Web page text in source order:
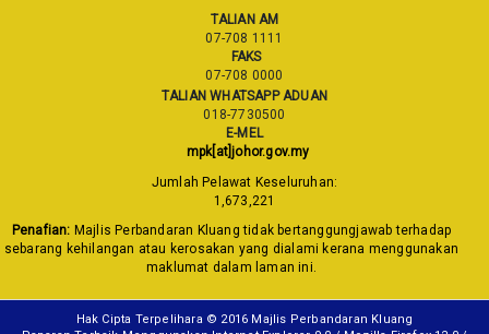
TALIAN AM
07-708 1111
FAKS
07-708 0000
TALIAN WHATSAPP ADUAN
018-7730500
E-MEL
mpk[at]johor.gov.my
Jumlah Pelawat Keseluruhan:
1,673,221
Penafian: Majlis Perbandaran Kluang tidak bertanggungjawab terhadap
sebarang kehilangan atau kerosakan yang dialami kerana menggunakan
maklumat dalam laman ini.
Hak Cipta Terpelihara © 2016 Majlis Perbandaran Kluang